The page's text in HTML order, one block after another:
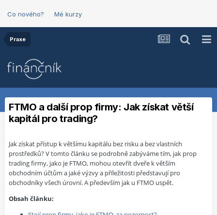
Co nového? Mé kurzy
Praxe
FTMO a další prop firmy: Jak získat větší
kapitál pro trading?
Jak získat přístup k většímu kapitálu bez risku a bez vlastních
prostředků? V tomto článku se podrobně zabýváme tím, jak prop
trading firmy, jako je FTMO, mohou otevřít dveře k větším
obchodním účtům a jaké výzvy a příležitosti představují pro
obchodníky všech úrovní. A především jak u FTMO uspět.
Obsah článku: